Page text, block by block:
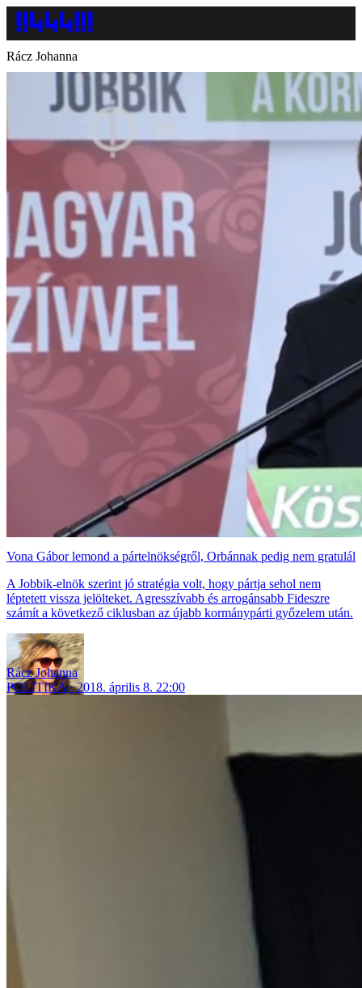
Rácz Johanna
Vona Gábor lemond a pártelnökségről, Orbánnak pedig nem gratulál
A Jobbik-elnök szerint jó stratégia volt, hogy pártja sehol nem
léptetett vissza jelölteket. Agresszívabb és arrogánsabb Fideszre
számít a következő ciklusban az újabb kormánypárti győzelem után.
Rácz Johanna
POLITIKA
2018. április 8. 22:00